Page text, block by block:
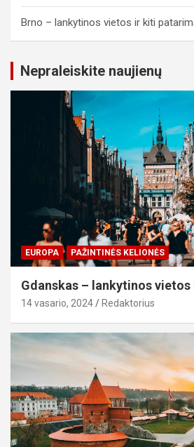
Brno – lankytinos vietos ir kiti
Nepraleiskite naujienų
EUROPA PAŽINTINĖS KELIONĖS
Gdanskas – lankytinos
14 vasario, 2024 Redaktorius